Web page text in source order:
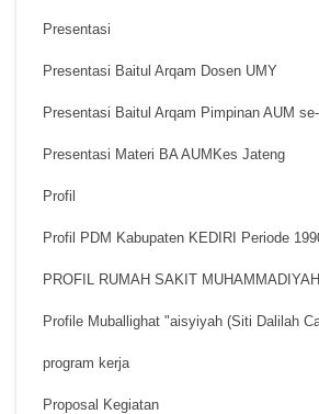
Presentasi
Presentasi Baitul Arqam Dosen UMY
Presentasi Baitul Arqam Pimpinan AUM
Presentasi Materi BA AUMKes Jateng
Profil
Profil PDM Kabupaten KEDIRI Periode
PROFIL RUMAH SAKIT
Profile Muballighat "aisyiyah (Siti Dalilah
program kerja
Proposal Kegiatan